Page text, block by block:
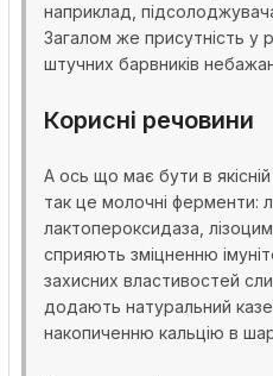
наприклад,
Загалом же присутність у
штучних барвників
Корисні речовини
А ось що має бути в якісній
так це молочні ферменти:
лактопероксидаза,
сприяють зміцненню
захисних властивостей
додають натуральний
накопиченню кальцію в